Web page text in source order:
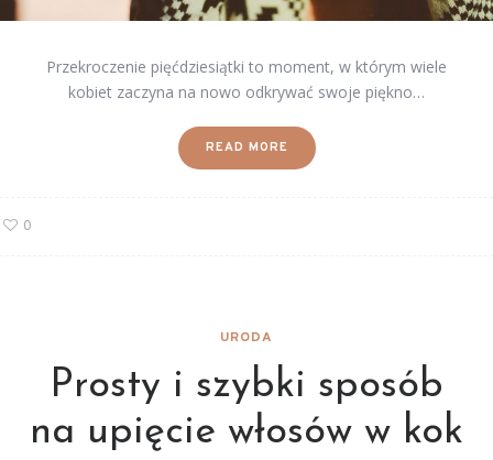
Przekroczenie pięćdziesiątki to moment, w którym wiele
kobiet zaczyna na nowo odkrywać swoje piękno…
READ MORE
0
URODA
Prosty i szybki sposób
na upięcie włosów w kok